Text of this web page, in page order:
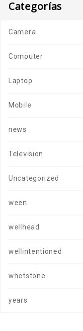
Categorías
Camera
Computer
Laptop
Mobile
news
Television
Uncategorized
ween
wellhead
wellintentioned
whetstone
years